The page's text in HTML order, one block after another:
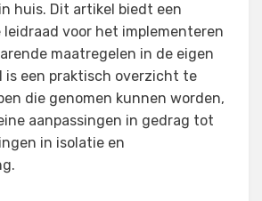
huis. Dit artikel biedt een
voor het implementeren
maatregelen in de eigen
is een praktisch overzicht te
die genomen kunnen worden,
aanpassingen in gedrag tot
in isolatie en